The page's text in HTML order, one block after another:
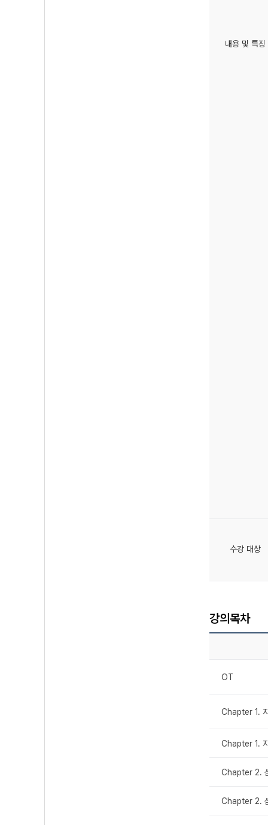
내용 및 특징
수강 대상
강의목차
OT
Chapter 1.
Chapter 1.
Chapter 2.
Chapter 2.